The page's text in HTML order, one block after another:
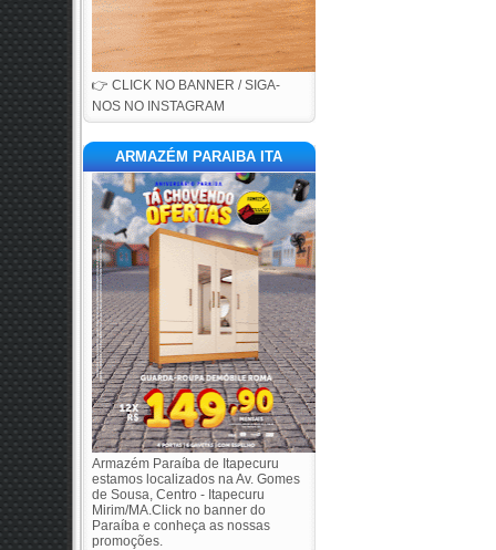
👉 CLICK NO BANNER / SIGA-
NOS NO INSTAGRAM
ARMAZÉM PARAIBA ITA
Armazém Paraíba de Itapecuru
estamos localizados na Av. Gomes
de Sousa, Centro - Itapecuru
Mirim/MA.Click no banner do
Paraíba e conheça as nossas
promoções.